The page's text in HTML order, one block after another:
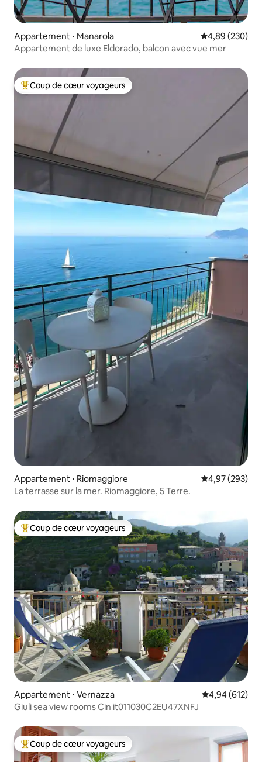
Appartement ⋅ Manarola Évaluation
4,89 (230)
Appartement de luxe Eldorado, balcon avec vue mer
Coups de cœur voyageurs les plus appréciés
Coup de cœur voyageurs
Appartement ⋅ Riomaggiore Évaluation
4,97 (293)
La terrasse sur la mer. Riomaggiore, 5 Terre.
Coups de cœur voyageurs les plus appréciés
Coup de cœur voyageurs
Appartement ⋅ Vernazza Évaluation
4,94 (612)
Giuli sea view rooms Cin it011030C2EU47XNFJ
Coups de cœur voyageurs les plus appréciés
Coup de cœur voyageurs